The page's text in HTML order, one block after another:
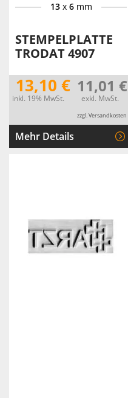
13x 6mm
STEMPELPLATTE
TRODAT 4907
13,10 €
inkl. 19% MwSt.
11,01 €
exkl. MwSt.
zzgl. Versandkosten
Mehr Details